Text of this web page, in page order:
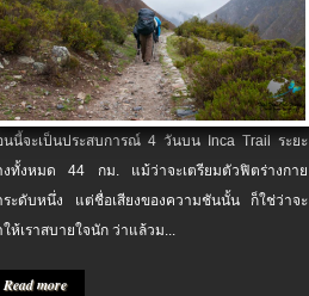
นนี้จะเป็นประสบการณ์ 4 วันบน Inca Trail ระยะ
งทั้งหมด 44 กม. แม้ว่าจะเตรียมตัวฟิตร่างกาย
ระดับหนึ่ง แต่ชื่อเสียงของความชันนั้น ก็ใช่ว่าจะ
ห้เราสบายใจนัก ว่าแล้วม...
Read more